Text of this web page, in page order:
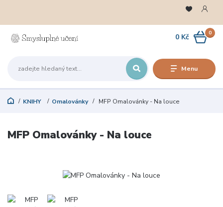
Menu
0
0 Kč
KNIHY Omalovánky MFP Omalovánky - Na louce
MFP Omalovánky - Na louce